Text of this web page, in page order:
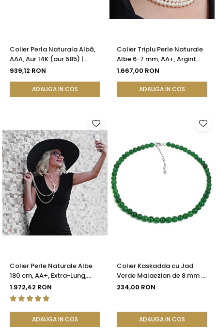
Colier Perla Naturala Albă,
AAA, Aur 14K (aur 585) |
KASKADDA®
939,12 RON
ADAUGA IN COS
Colier Triplu Perle Naturale
Albe 6-7 mm, AA+, Argint
925 | KASKADDA®
1.667,00 RON
ADAUGA IN COS
Colier Perle Naturale Albe
180 cm, AA+, Extra-Lung,
Argint 925 | KASKADDA®
1.972,42 RON
ADAUGA IN COS
Colier Kaskadda cu Jad
Verde Malaezian de 8 mm si
Inchizatoare din Argint |
234,00 RON
ADAUGA IN COS